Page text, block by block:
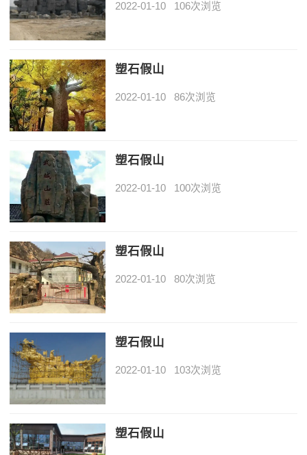
2022-01-10 106次浏览
塑石假山
2022-01-10 86次浏览
塑石假山
2022-01-10 100次浏览
塑石假山
2022-01-10 80次浏览
塑石假山
2022-01-10 103次浏览
塑石假山